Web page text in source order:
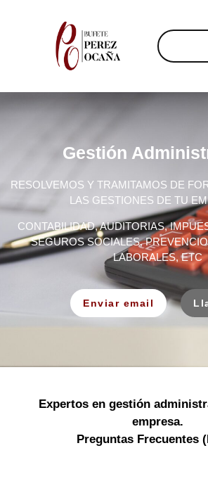
Gestión
RESOLVEMOS Y TRAMITAMOS DE
LAS GESTIONES DE TU
CONTABILIDAD, AUDITORIAS,
SEGUROS SOCIALES,
LABORALES, ETC
Enviar email
Expertos en gestión
empresa.
Preguntas Frecuentes